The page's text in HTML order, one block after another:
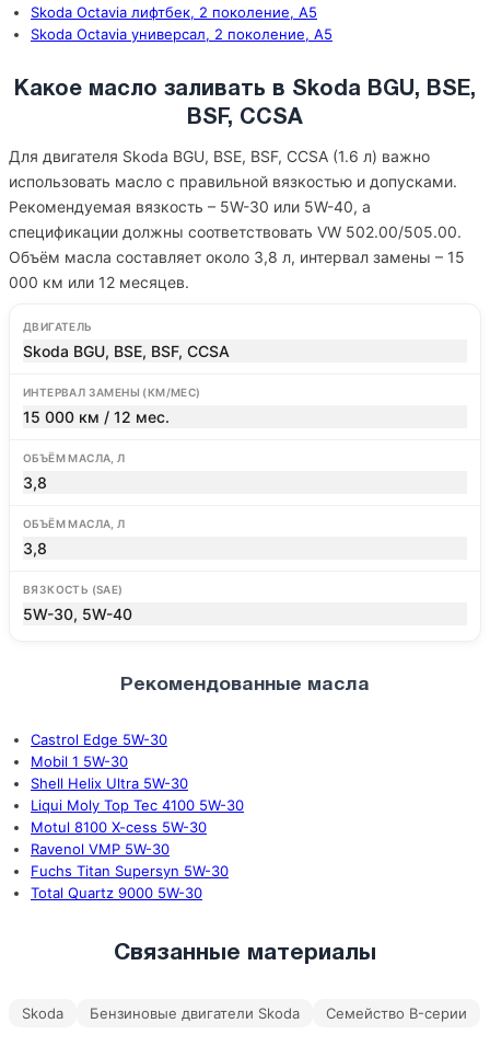
Skoda Octavia лифтбек, 2 поколение, A5
Skoda Octavia универсал, 2 поколение, A5
Какое масло заливать в Skoda BGU, BSE,
BSF, CCSA
Для двигателя Skoda BGU, BSE, BSF, CCSA (1.6 л) важно
использовать масло с правильной вязкостью и допусками.
Рекомендуемая вязкость – 5W-30 или 5W-40, а
спецификации должны соответствовать VW 502.00/505.00.
Объём масла составляет около 3,8 л, интервал замены – 15
000 км или 12 месяцев.
ДВИГАТЕЛЬ
Skoda BGU, BSE, BSF, CCSA
ИНТЕРВАЛ ЗАМЕНЫ (КМ/МЕС)
15 000 км / 12 мес.
ОБЪЁМ МАСЛА, Л
3,8
ОБЪЁМ МАСЛА, Л
3,8
ВЯЗКОСТЬ (SAE)
5W-30, 5W-40
Рекомендованные масла
Castrol Edge 5W-30
Mobil 1 5W-30
Shell Helix Ultra 5W-30
Liqui Moly Top Tec 4100 5W-30
Motul 8100 X-cess 5W-30
Ravenol VMP 5W-30
Fuchs Titan Supersyn 5W-30
Total Quartz 9000 5W-30
Связанные материалы
Skoda Бензиновые двигатели Skoda Семейство B-серии